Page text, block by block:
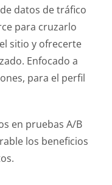
datos de tráfico
para cruzarlo
sitio y ofrecerte
Enfocado a
para el perfil
en pruebas A/B
los beneficios